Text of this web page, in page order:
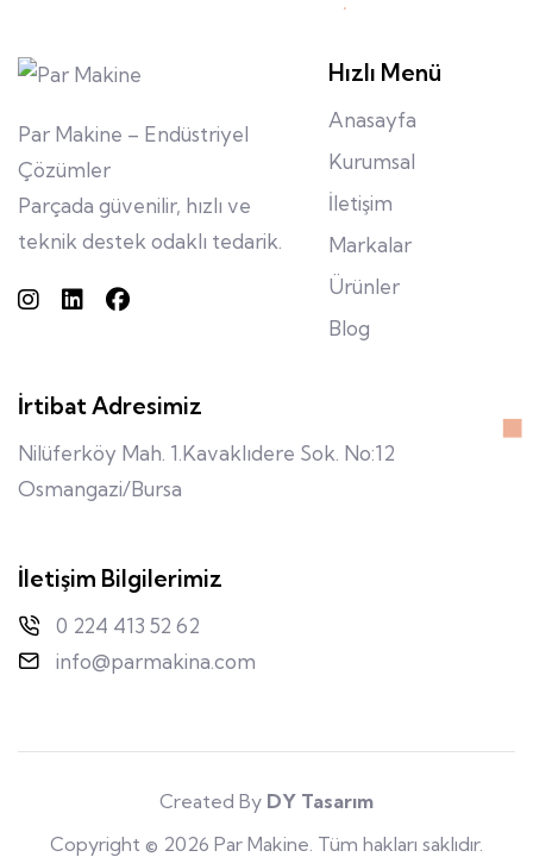
Par Makine – Endüstriyel
Çözümler
Parçada güvenilir, hızlı ve
teknik destek odaklı tedarik.
Hızlı Menü
Anasayfa
Kurumsal
İletişim
Markalar
Ürünler
Blog
İrtibat Adresimiz
Nilüferköy Mah. 1.Kavaklıdere Sok. No:12
Osmangazi/Bursa
İletişim Bilgilerimiz
0 224 413 52 62
info@parmakina.com
Copyright © 2026 Par Makine. Tüm hakları saklıdır.
Created By DY Tasarım